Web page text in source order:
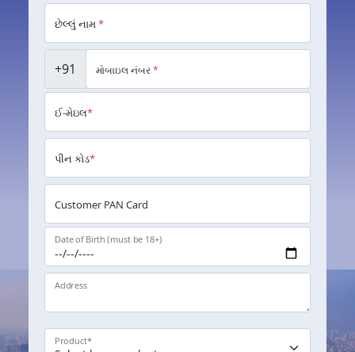
છેલ્લું નામ*
+91 મોબાઇલ નંબર*
ઈ-મેઇલ*
પીન કોડ*
Customer PAN Card
Date of Birth (must be 18+)
Address
Product*